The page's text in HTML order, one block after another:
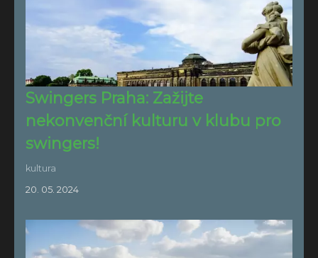
Swingers Praha: Zažijte
nekonvenční kulturu v klubu pro
swingers!
kultura
20. 05. 2024